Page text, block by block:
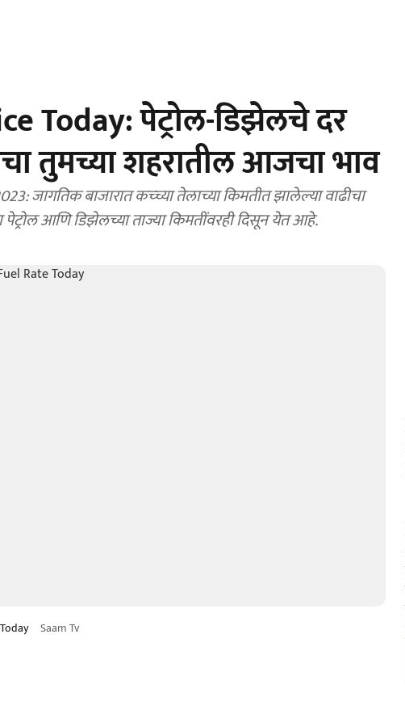
Today: पेट्रोल-डिझेलचे दर
तुमच्या शहरातील आजचा भाव
जागतिक बाजारात कच्च्या तेलाच्या किमतीत झालेल्या वाढीचा
आणि डिझेलच्या ताज्या किमतींवरही दिसून येत आहे.
Saam Tv